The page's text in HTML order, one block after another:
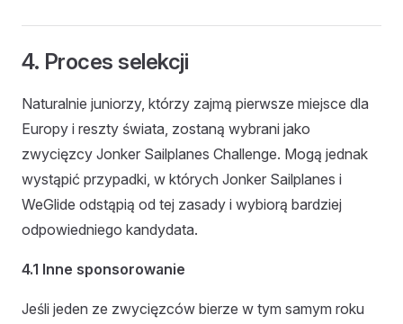
4. Proces selekcji
Naturalnie juniorzy, którzy zajmą pierwsze miejsce dla
Europy i reszty świata, zostaną wybrani jako
zwycięzcy Jonker Sailplanes Challenge. Mogą jednak
wystąpić przypadki, w których Jonker Sailplanes i
WeGlide odstąpią od tej zasady i wybiorą bardziej
odpowiedniego kandydata.
4.1 Inne sponsorowanie
Jeśli jeden ze zwycięzców bierze w tym samym roku